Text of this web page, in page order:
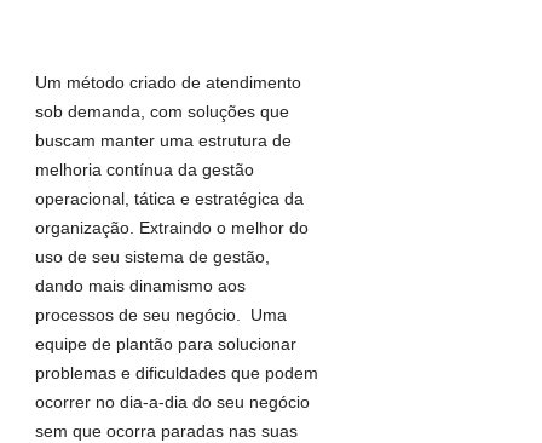
Um método criado de atendimento
sob demanda, com soluções que
buscam manter uma estrutura de
melhoria contínua da gestão
operacional, tática e estratégica da
organização. Extraindo o melhor do
uso de seu sistema de gestão,
dando mais dinamismo aos
processos de seu negócio. Uma
equipe de plantão para solucionar
problemas e dificuldades que podem
ocorrer no dia-a-dia do seu negócio
sem que ocorra paradas nas suas